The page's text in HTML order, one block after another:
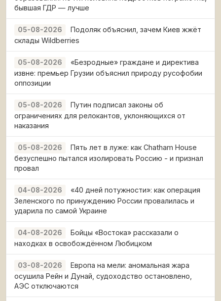
бывшая ГДР — лучше
05-08-2026
Подоляк объяснил, зачем Киев жжёт
склады Wildberries
05-08-2026
«Безродные» граждане и директива
извне: премьер Грузии объяснил природу русофобии
оппозиции
05-08-2026
Путин подписал законы об
ограничениях для релокантов, уклоняющихся от
наказания
05-08-2026
Пять лет в луже: как Chatham House
безуспешно пытался изолировать Россию - и признал
провал
04-08-2026
«40 дней потужности»: как операция
Зеленского по принуждению России провалилась и
ударила по самой Украине
04-08-2026
Бойцы «Востока» рассказали о
находках в освобождённом Любицком
03-08-2026
Европа на мели: аномальная жара
осушила Рейн и Дунай, судоходство остановлено,
АЭС отключаются